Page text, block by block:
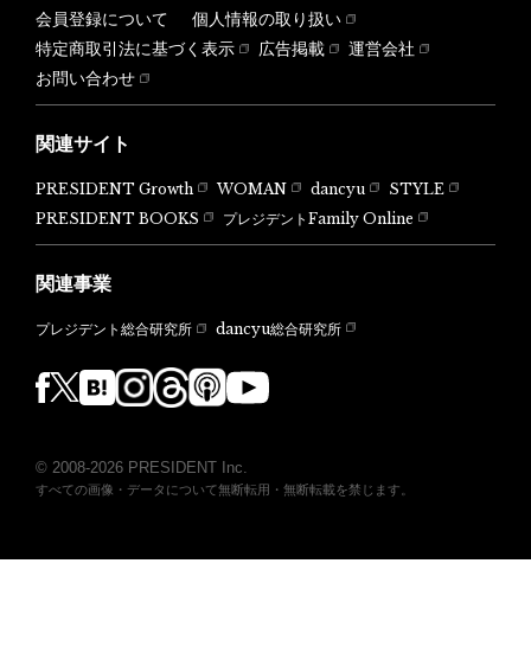
会員登録について
個人情報の取り扱い
特定商取引法に基づく表示
広告掲載
運営会社
お問い合わせ
関連サイト
PRESIDENT Growth WOMAN dancyu
STYLE
PRESIDENT BOOKS
プレジデントFamily Online
関連事業
プレジデント総合研究所 dancyu総合研究所
© 2008-2026 PRESIDENT Inc.
すべての画像・データについて無断転用・無断転載を禁じます。